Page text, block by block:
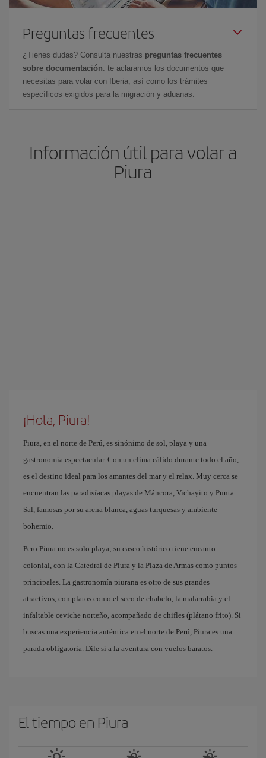
Preguntas frecuentes
¿Tienes dudas? Consulta nuestras preguntas frecuentes
sobre documentación: te aclaramos los documentos que
necesitas para volar con Iberia, así como los trámites
específicos exigidos para la migración y aduanas.
Información útil para volar a
Piura
¡Hola, Piura!
Piura, en el norte de Perú, es sinónimo de sol, playa y una
gastronomía espectacular. Con un clima cálido durante todo el año,
es el destino ideal para los amantes del mar y el relax. Muy cerca se
encuentran las paradisíacas playas de Máncora, Vichayito y Punta
Sal, famosas por su arena blanca, aguas turquesas y ambiente
bohemio.
Pero Piura no es solo playa; su casco histórico tiene encanto
colonial, con la Catedral de Piura y la Plaza de Armas como puntos
principales. La gastronomía piurana es otro de sus grandes
atractivos, con platos como el seco de chabelo, la malarrabia y el
infaltable ceviche norteño, acompañado de chifles (plátano frito). Si
buscas una experiencia auténtica en el norte de Perú, Piura es una
parada obligatoria. Dile sí a la aventura con vuelos baratos.
El tiempo en Piura